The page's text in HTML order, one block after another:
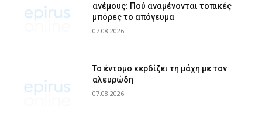
ανέμους: Πού αναμένονται τοπικές
μπόρες το απόγευμα
07.08.2026
Το έντομο κερδίζει τη μάχη με τον
αλευρώδη
07.08.2026